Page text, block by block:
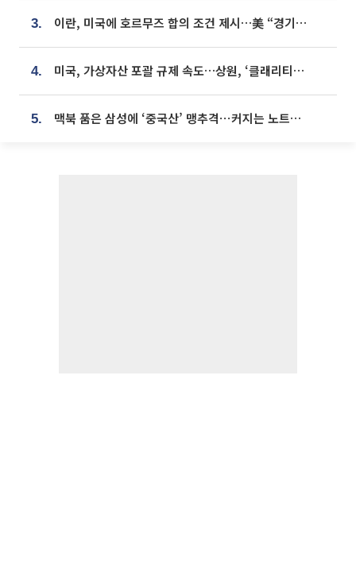
3. 이란, 미국에 호르무즈 합의 조건 제시…美 “경기 아직 안 끝나” [종합]
4. 미국, 가상자산 포괄 규제 속도…상원, ‘클래리티법’ 9월 절차투표 추진
5. 맥북 품은 삼성에 ‘중국산’ 맹추격⋯커지는 노트북 OLED 시장